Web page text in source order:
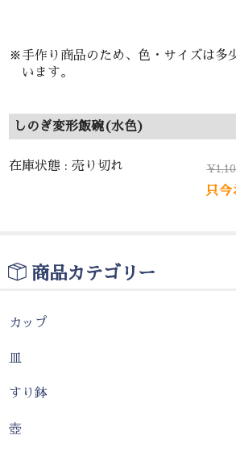
※手作り商品のため、色・サイズは多
います。
しのぎ変形飯碗(水色)
在庫状態 : 売り切れ
只
商品カテゴリー
カップ
皿
すり鉢
壺